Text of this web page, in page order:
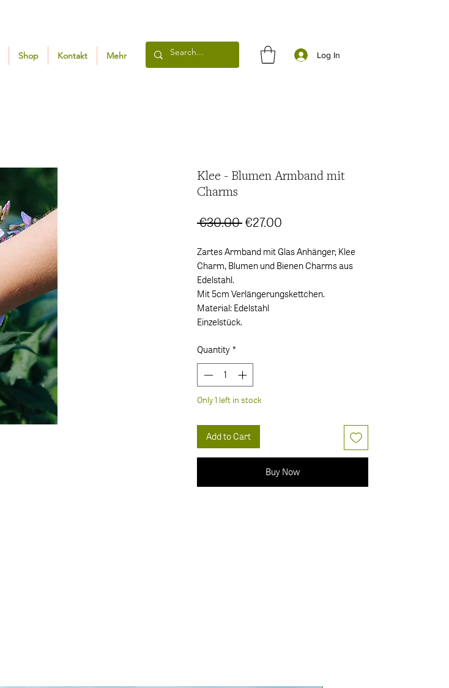
Shop Kontakt Mehr Log In
Klee - Blumen Armband mit
Charms
€30.00 Regular
€27.00
Zartes Armband mit Glas Anhänger, Klee
Charm, Blumen und Bienen Charms aus
Edelstahl.
Mit 5cm Verlängerungskettchen.
Material: Edelstahl
Einzelstück.
Quantity*
Only 1 left in stock
Add to Cart
Buy Now